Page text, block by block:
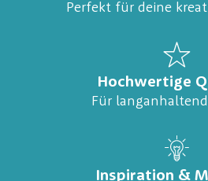
Perfekt für deine
Hochwertige
Für
Inspiration &